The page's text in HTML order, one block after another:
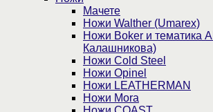
Мачете
Ножи Walther (Umarex)
Ножи Boker и тематика
Калашникова)
Ножи Cold Steel
Ножи Opinel
Ножи LEATHERMAN
Ножи Mora